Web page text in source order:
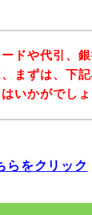
ドや代引、銀
まずは、下記
いかがでしょ
らをクリック